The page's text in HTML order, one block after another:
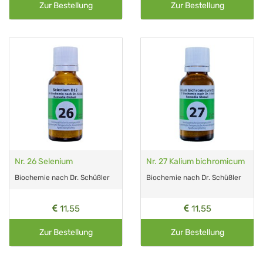
Zur Bestellung Zur Bestellung
Nr. 26 Selenium
Biochemie nach Dr. Schüßler
11,55
Zur Bestellung
Nr. 27 Kalium bichromicum
Biochemie nach Dr. Schüßler
11,55
Zur Bestellung